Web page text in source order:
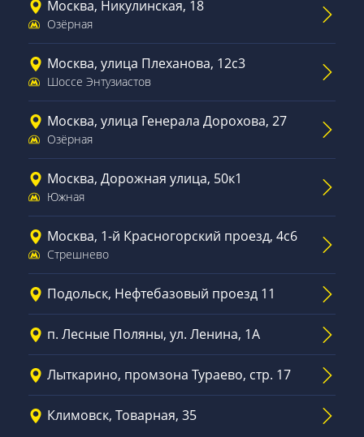
Москва, Никулинская, 18
Озёрная
Москва, улица Плеханова, 12с3
Шоссе Энтузиастов
Москва, улица Генерала Дорохова, 27
Озёрная
Москва, Дорожная улица, 50к1
Южная
Москва, 1-й Красногорский проезд, 4с6
Стрешнево
Подольск, Нефтебазовый проезд 11
п. Лесные Поляны, ул. Ленина, 1А
Лыткарино, промзона Тураево, стр. 17
Климовск, Товарная, 35